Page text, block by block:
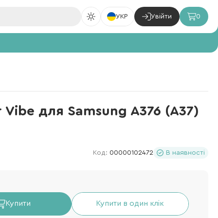
УКР Увійти 0
для Samsung A376 (A37)
Код: 00000102472 В наявності
Купити Купити в один клік